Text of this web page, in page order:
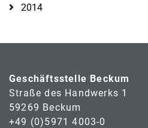
2014
Geschäftsstelle Beckum
Straße des Handwerks 1
59269 Beckum
+49 (0)5971 4003-0